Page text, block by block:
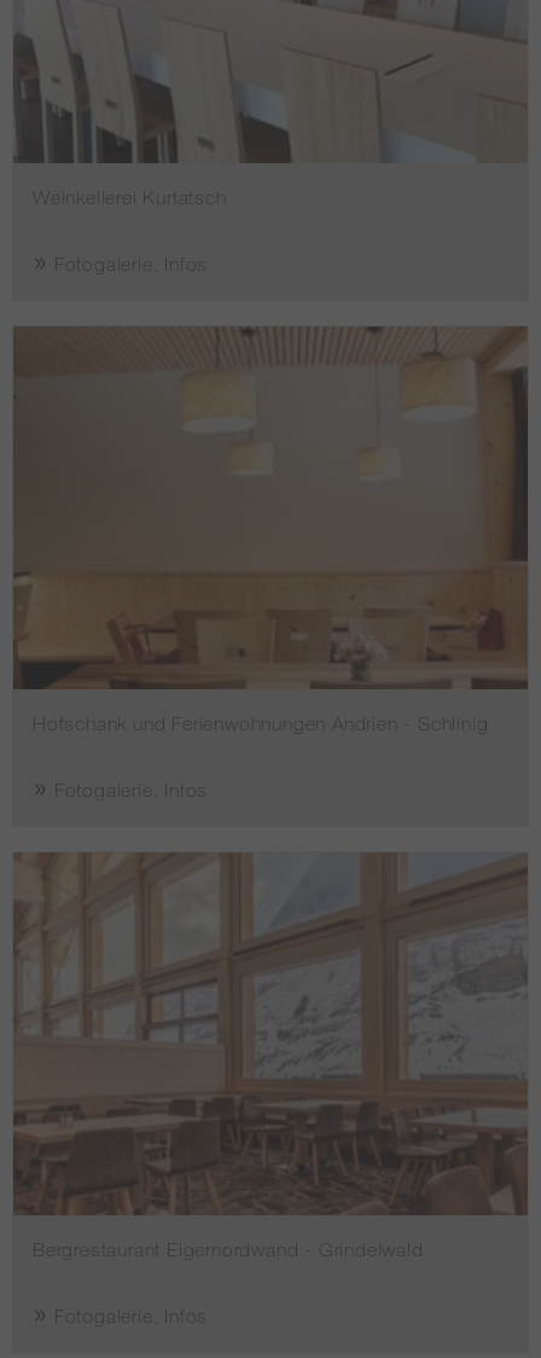
Weinkellerei Kurtatsch
Fotogalerie, Infos
Hofschank und Ferienwohnungen Andrien - Schlinig
Fotogalerie, Infos
Bergrestaurant Eigernordwand - Grindelwald
Fotogalerie, Infos